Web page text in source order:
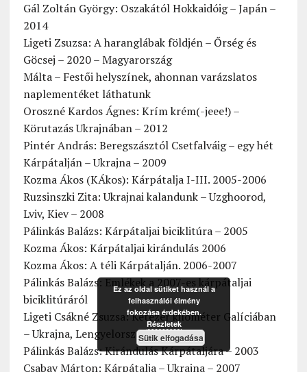
Gál Zoltán György: Oszakától Hokkaidóig – Japán –
2014
Ligeti Zsuzsa: A haranglábak földjén – Őrség és
Göcsej – 2020 – Magyarország
Málta – Festői helyszínek, ahonnan varázslatos
naplementéket láthatunk
Oroszné Kardos Ágnes: Krím krém(-jeee!) –
Körutazás Ukrajnában – 2012
Pintér András: Beregszásztól Csetfalváig – egy hét
Kárpátalján – Ukrajna – 2009
Kozma Ákos (KÁkos): Kárpátalja I-III. 2005-2006
Ruzsinszki Zita: Ukrajnai kalandunk – Uzghoorod,
Lviv, Kiev – 2008
Pálinkás Balázs: Kárpátaljai biciklitúra – 2005
Kozma Ákos: Kárpátaljai kirándulás 2006
Kozma Ákos: A téli Kárpátalján. 2006-2007
Pálinkás Balázs: Emlékek a 2007-es kárpátaljai
biciklitúráról
Ligeti Csákné Zsuzsa: Kétezer kilométer Galíciában
– Ukrajna, Lengyelország – 2007
Pálinkás Balázs: Kirándulás Kárpátaljára – 2003
Csabay Márton: Kárpátalja – Ukrajna – 2007
Ez az oldal sütiket használ a
felhasználói élmény
fokozása érdekében.
Részletek
Sütik elfogadása